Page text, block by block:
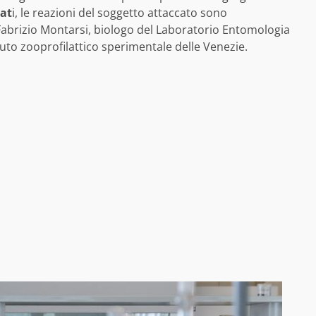
i, le reazioni del soggetto attaccato sono
Montarsi, biologo del Laboratorio Entomologia
zooprofilattico sperimentale delle Venezie.